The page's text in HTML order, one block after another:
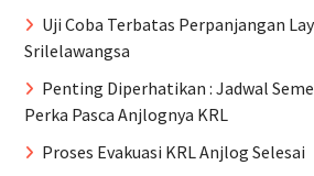
Uji Coba Terbatas Perpanjangan
Srilelawangsa
Penting Diperhatikan : Jadwal
Perka Pasca Anjlognya KRL
Proses Evakuasi KRL Anjlog Selesai